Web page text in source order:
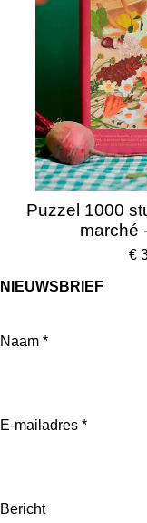
Puzzel 1000
marché
€
NIEUWSBRIEF
Naam *
E-mailadres *
Bericht